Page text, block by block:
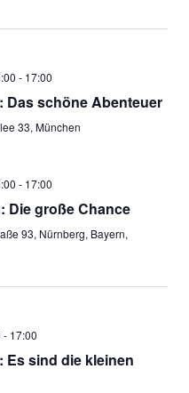
- 17:00
Das schöne Abenteuer
33, München
- 17:00
Die große Chance
93, Nürnberg, Bayern,
- 17:00
Es sind die kleinen